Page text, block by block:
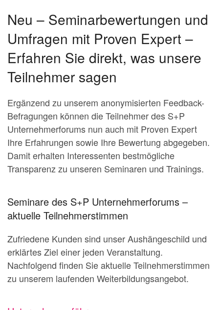
Neu – Seminarbewertungen und
Umfragen mit Proven Expert –
Erfahren Sie direkt, was unsere
Teilnehmer sagen
Ergänzend zu unserem anonymisierten Feedback-
Befragungen können die Teilnehmer des S+P
Unternehmerforums nun auch mit Proven Expert
Ihre Erfahrungen sowie Ihre Bewertung abgegeben.
Damit erhalten Interessenten bestmögliche
Transparenz zu unseren Seminaren und Trainings.
Seminare des S+P Unternehmerforums –
aktuelle Teilnehmerstimmen
Zufriedene Kunden sind unser Aushängeschild und
erklärtes Ziel einer jeden Veranstaltung.
Nachfolgend finden Sie aktuelle Teilnehmerstimmen
zu unserem laufenden Weiterbildungsangebot.